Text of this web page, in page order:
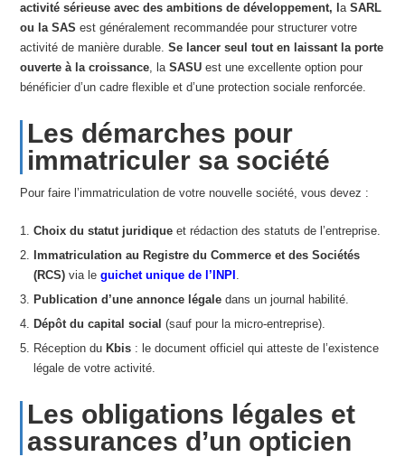
activité sérieuse avec des ambitions de développement, laSARL
ou la SAS est généralement recommandée pour structurer votre
activité de manière durable.Se lancer seul tout en laissant la porte
ouverte à la croissance, laSASU est une excellente option pour
bénéficier d’un cadre flexible et d’une protection sociale renforcée.
Les démarches pour
immatriculer sa société
Pour faire l’immatriculation de votre nouvelle société, vous devez :
Choix du statut juridique et rédaction des statuts de l’entreprise.
Immatriculation au Registre du Commerce et des Sociétés
(RCS) via leguichet unique de l’INPI .
Publication d’une annonce légale dans un journal habilité.
Dépôt du capital social (sauf pour la micro-entreprise).
Réception du Kbis : le document officiel qui atteste de l’existence
légale de votre activité.
Les obligations légales et
assurances d’un opticien